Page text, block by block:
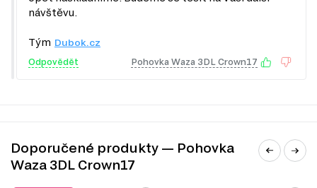
Mikrovlákno je materiál vyrobený z nejjemnějších
podobá přírodnímu semiši.
Tato tkanina je napuštěna speciálními složkami, které ji
šetrnost a bezpečnost k životnímu prostředí;
tkanina je příjemná a měkká na dotek, ideální pro děti.
návštěvu.
Tým Dubok.cz
Odpovědět Pohovka Waza 3DL Crown17
Doporučené produkty — Pohovka
Waza 3DL Crown17